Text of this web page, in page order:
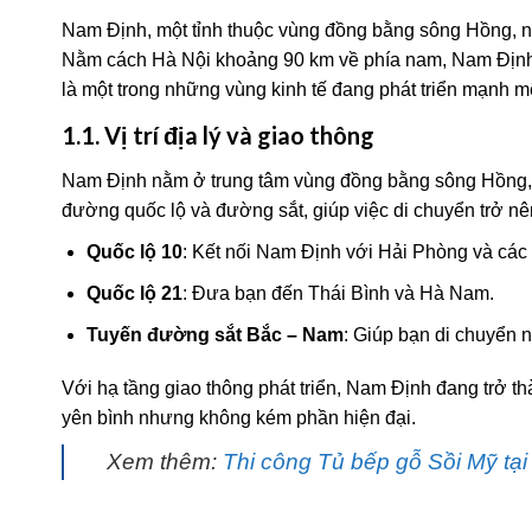
Nam Định, một tỉnh thuộc vùng đồng bằng sông Hồng,
Nằm cách Hà Nội khoảng 90 km về phía nam, Nam
là một trong những vùng kinh tế đang phát triển mạnh
1.1. Vị trí địa lý và giao thông
Nam Định nằm ở trung tâm vùng đồng bằng sông
đường quốc lộ và đường sắt, giúp việc di chuyển trở
Quốc lộ 10: Kết nối Nam Định với Hải Phòng và các
Quốc lộ 21: Đưa bạn đến Thái Bình và Hà Nam.
Tuyến đường sắt Bắc – Nam: Giúp bạn di chuyển
Với hạ tầng giao thông phát triển, Nam Định đang trở
yên bình nhưng không kém phần hiện đại.
Xem thêm: Thi công Tủ bếp gỗ Sồi Mỹ